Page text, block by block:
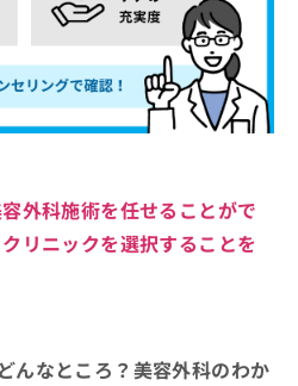
外科施術を任せることがで
リニックを選択することを
んなところ？美容外科のわか